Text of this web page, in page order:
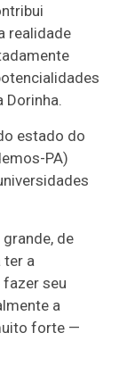
realidade
estado do
PA)
de
ter a
fazer seu
a
forte —